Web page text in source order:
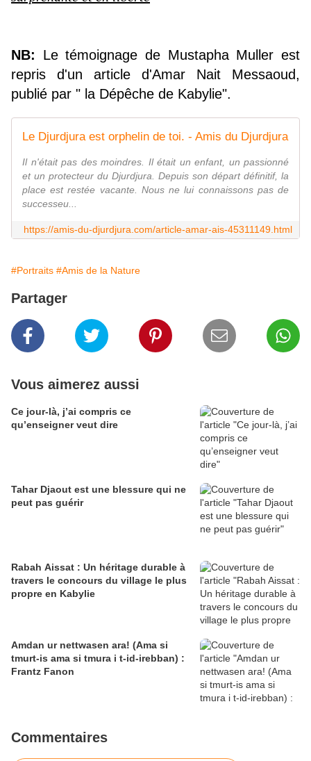
NB: Le témoignage de Mustapha Muller est
repris d'un article d'Amar Nait Messaoud,
publié par " la Dépêche de Kabylie".
Le Djurdjura est orphelin de toi. - Amis du Djurdjura
Il n'était pas des moindres. Il était un enfant, un passionné
et un protecteur du Djurdjura. Depuis son départ définitif, la
place est restée vacante. Nous ne lui connaissons pas de
successeu...
https://amis-du-djurdjura.com/article-amar-ais-45311149.html
#Portraits #Amis de la Nature
Partager
Vous aimerez aussi
Ce jour-là, j’ai compris ce
qu’enseigner veut dire
Tahar Djaout est une blessure qui ne
peut pas guérir
Rabah Aissat : Un héritage durable à
travers le concours du village le plus
propre en Kabylie
Amdan ur nettwasen ara! (Ama si
tmurt-is ama si tmura i t-id-irebban) :
Frantz Fanon
Commentaires